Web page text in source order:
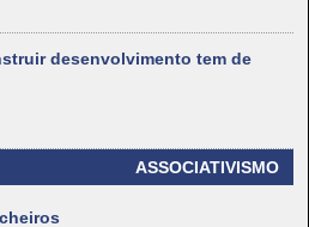
desenvolvimento tem de
ASSOCIATIVISMO